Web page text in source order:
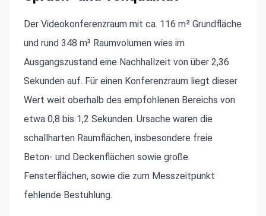
Der Videokonferenzraum mit ca. 116 m² Grundfläche
und rund 348 m³ Raumvolumen wies im
Ausgangszustand eine Nachhallzeit von über 2,36
Sekunden auf. Für einen Konferenzraum liegt dieser
Wert weit oberhalb des empfohlenen Bereichs von
etwa 0,8 bis 1,2 Sekunden. Ursache waren die
schallharten Raumflächen, insbesondere freie
Beton- und Deckenflächen sowie große
Fensterflächen, sowie die zum Messzeitpunkt
fehlende Bestuhlung.